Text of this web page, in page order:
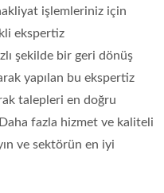
işlemleriniz için
ekspertiz
şekilde bir geri dönüş
yapılan bu ekspertiz
talepleri en doğru
fazla hizmet ve kaliteli
ve sektörün en iyi